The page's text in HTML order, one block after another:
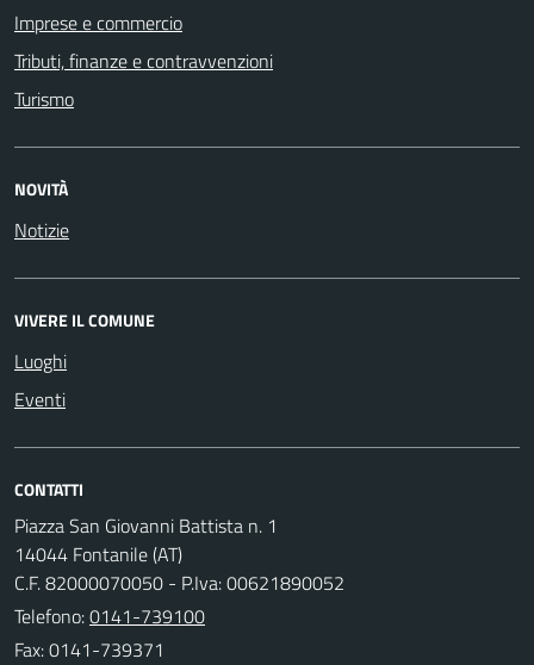
Imprese e commercio
Tributi, finanze e contravvenzioni
Turismo
NOVITÀ
Notizie
VIVERE IL COMUNE
Luoghi
Eventi
CONTATTI
Piazza San Giovanni Battista n. 1
14044 Fontanile (AT)
C.F. 82000070050 - P.Iva: 00621890052
Telefono:0141-739100
Fax: 0141-739371